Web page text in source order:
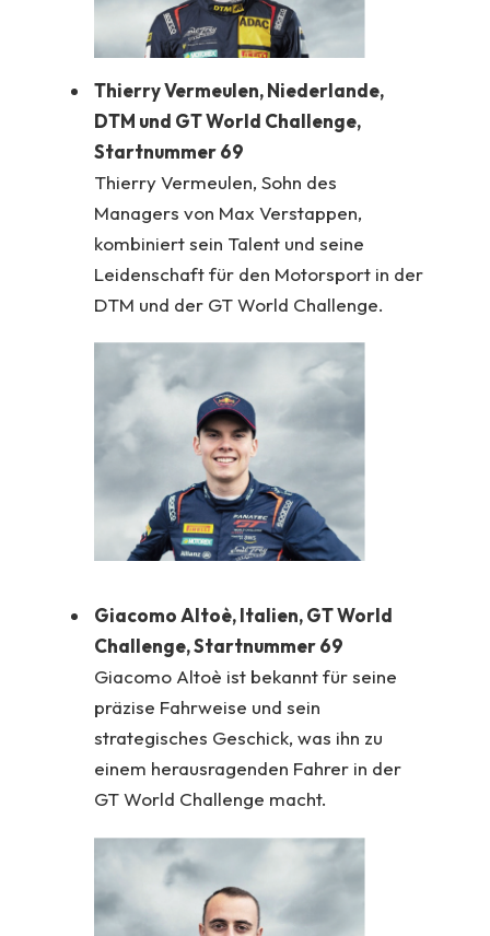
Thierry Vermeulen, Niederlande,
DTM und GT World Challenge,
Startnummer 69
Thierry Vermeulen, Sohn des
Managers von Max Verstappen,
kombiniert sein Talent und seine
Leidenschaft für den Motorsport in der
DTM und der GT World Challenge.
Giacomo Altoè, Italien, GT World
Challenge,Startnummer 69
Giacomo Altoè ist bekannt für seine
präzise Fahrweise und sein
strategisches Geschick, was ihn zu
einem herausragenden Fahrer in der
GT World Challenge macht.